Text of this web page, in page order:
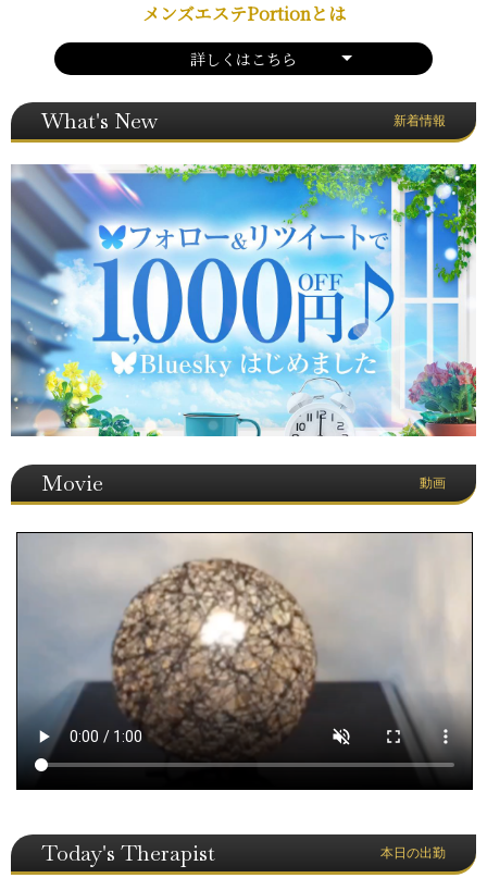
メンズエステPortionとは
詳しくはこちら
What's New 新着情報
Movie 動画
Today's Therapist 本日の出勤